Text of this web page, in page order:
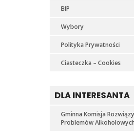
BIP
Wybory
Polityka Prywatności
Ciasteczka – Cookies
DLA INTERESANTA
Gminna Komisja
Problemów Alkoholowych